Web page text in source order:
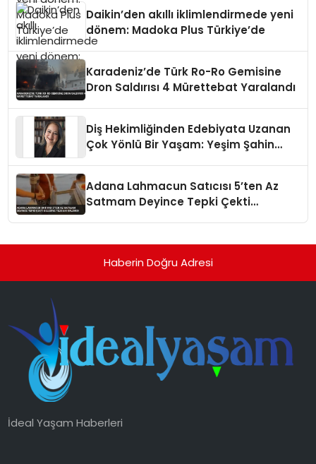
Daikin’den akıllı iklimlendirmede yeni
dönem: Madoka Plus Türkiye’de
Karadeniz’de Türk Ro-Ro Gemisine
Dron Saldırısı 4 Mürettebat Yaralandı
Diş Hekimliğinden Edebiyata Uzanan
Çok Yönlü Bir Yaşam: Yeşim Şahin
Adana Lahmacun Satıcısı 5’ten Az
Satmam Deyince Tepki Çekti
Haberin Doğru Adresi
İdeal Yaşam Haberleri